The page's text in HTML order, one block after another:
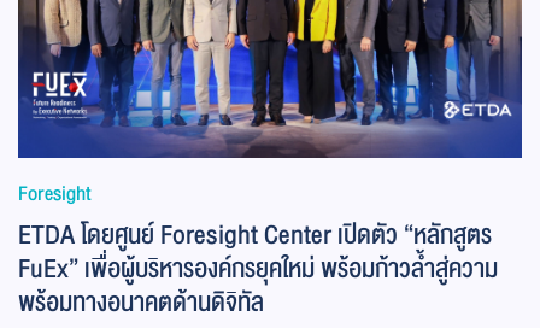
Foresight
ETDA โดยศูนย์ Foresight Center เปิดตัว “หลักสูตร
FuEx” เพื่อผู้บริหารองค์กรยุคใหม่ พร้อมก้าวล้ำสู่ความ
พร้อมทางอนาคตด้านดิจิทัล